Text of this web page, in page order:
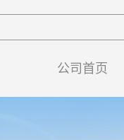
公司首页